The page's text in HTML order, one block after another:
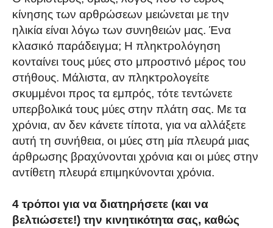
κίνησης των αρθρώσεων μειώνεται με την
ηλικία είναι λόγω των συνηθειών μας. Ένα
κλασικό παράδειγμα; Η πληκτρολόγηση
κονταίνει τους μύες στο μπροστινό μέρος του
στήθους. Μάλιστα, αν πληκτρολογείτε
σκυμμένοι προς τα εμπρός, τότε τεντώνετε
υπερβολικά τους μύες στην πλάτη σας. Με τα
χρόνια, αν δεν κάνετε τίποτα, για να αλλάξετε
αυτή τη συνήθεια, οι μύες στη μία πλευρά μιας
άρθρωσης βραχύνονται χρόνια και οι μύες στην
αντίθετη πλευρά επιμηκύνονται χρόνια.
4 τρόποι για να διατηρήσετε (και να
βελτιώσετε!) την κινητικότητα σας, καθώς